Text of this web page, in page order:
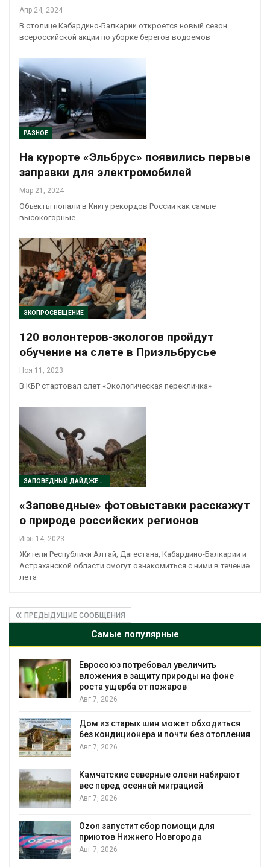
Апр 24, 2024
В столице Кабардино-Балкарии откроется новый сезон
всероссийской акции по уборке берегов водоемов
РАЗНОЕ
На курорте «Эльбрус» появились первые
заправки для электромобилей
Мар 21, 2024
Объекты попали в Книгу рекордов России как самые
высокогорные
ЭКОПРОСВЕЩЕНИЕ
120 волонтеров-экологов пройдут
обучение на слете в Приэльбрусье
Ноя 11, 2023
В КБР стартовал слет «Экологическая перекличка»
ЗАПОВЕДНЫЙ ДАЙДЖЕСТ
«Заповедные» фотовыставки расскажут
о природе российских регионов
Июн 14, 2023
Жители Республики Алтай, Дагестана, Кабардино-Балкарии и
Астраханской области смогут ознакомиться с ними в течение
лета
ПРЕДЫДУЩИЕ СООБЩЕНИЯ
Самые популярные
Евросоюз потребовал увеличить
вложения в защиту природы на фоне
роста ущерба от пожаров
Авг 7, 2026
Дом из старых шин может обходиться
без кондиционера и почти без отопления
Авг 7, 2026
Камчатские северные олени набирают
вес перед осенней миграцией
Авг 7, 2026
Ozon запустит сбор помощи для
приютов Нижнего Новгорода
Авг 7, 2026